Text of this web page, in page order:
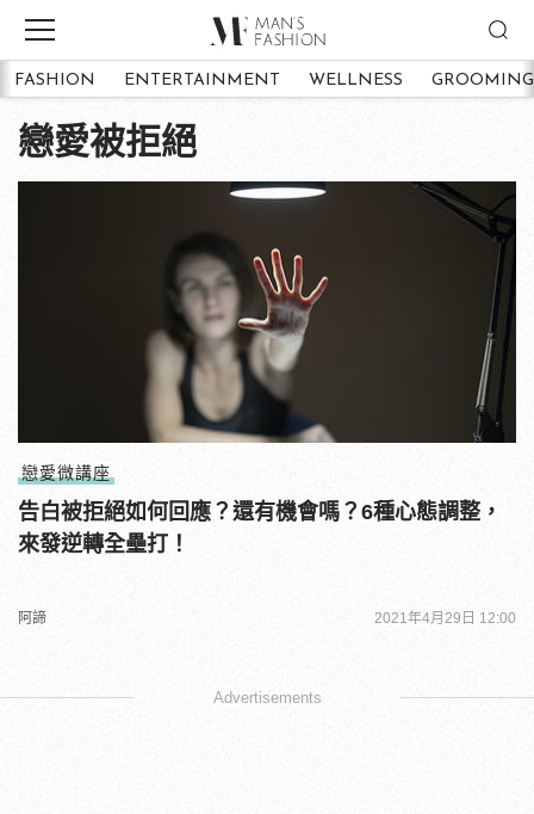
FASHION ENTERTAINMENT WELLNESS GROOMING
戀愛被拒絕
戀愛微講座
告白被拒絕如何回應？還有機會嗎？6種心態調整，
來發逆轉全壘打！
阿諦 2021年4月29日 12:00
Advertisements